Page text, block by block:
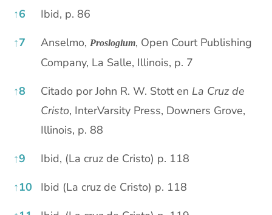
↑6
Ibid, p. 86
↑7 Anselmo,Proslogium, Open Court Publishing
Company, La Salle, Illinois, p. 7
↑8 Citado por John R. W. Stott en La Cruz de
Cristo, InterVarsity Press, Downers Grove,
Illinois, p. 88
↑9
Ibid, (La cruz de Cristo) p. 118
↑10
Ibid (La cruz de Cristo) p. 118